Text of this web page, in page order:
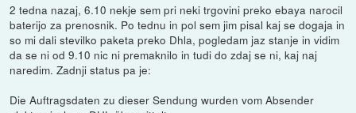
2 tedna nazaj, 6.10 nekje sem pri neki trgovini preko ebaya narocil
baterijo za prenosnik. Po tednu in pol sem jim pisal kaj se dogaja in
so mi dali stevilko paketa preko Dhla, pogledam jaz stanje in vidim
da se ni od 9.10 nic ni premaknilo in tudi do zdaj se ni, kaj naj
naredim. Zadnji status pa je:
Die Auftragsdaten zu dieser Sendung wurden vom Absender